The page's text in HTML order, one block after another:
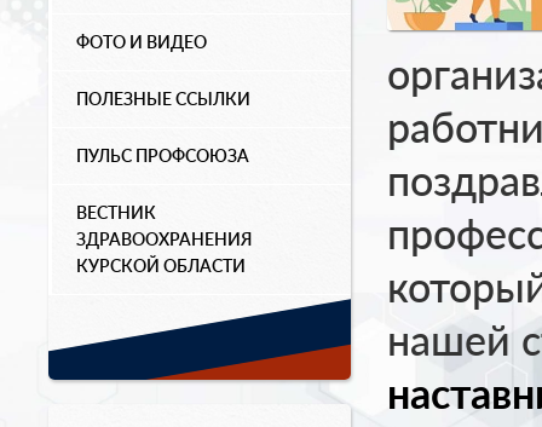
ФОТО И ВИДЕО
ПОЛЕЗНЫЕ ССЫЛКИ
ПУЛЬС ПРОФСОЮЗА
ВЕСТНИК
ЗДРАВООХРАНЕНИЯ
КУРСКОЙ ОБЛАСТИ
нашей